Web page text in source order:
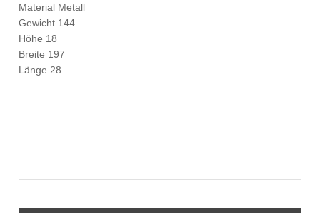
Material Metall
Gewicht 144
Höhe 18
Breite 197
Länge 28